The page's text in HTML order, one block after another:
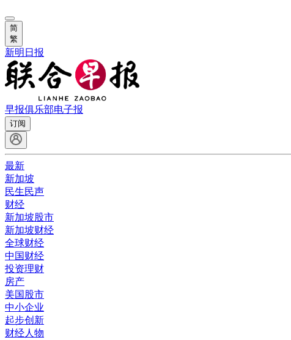
简
繁
新明日报
早报俱乐部电子报
订阅
最新
新加坡
民生民声
财经
新加坡股市
新加坡财经
全球财经
中国财经
投资理财
房产
美国股市
中小企业
起步创新
财经人物